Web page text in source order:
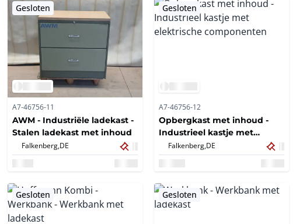
Gesloten
A7-46756-11
AWM - Industriële ladekast -
Stalen ladekast met inhoud
Falkenberg, DE
Gesloten
A7-46756-12
Opbergkast met inhoud -
Industrieel kastje met
elektrische componenten
Falkenberg, DE
Gesloten Gesloten